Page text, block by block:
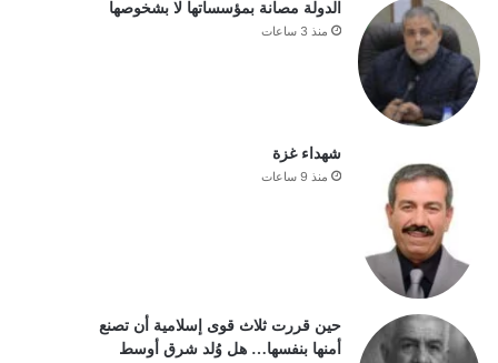
الدولة مصانة بمؤسساتها لا بشخوصها
منذ 3 ساعات
شهداء غزة
منذ 9 ساعات
حين قررت ثلاث قوى إسلامية أن تصنع
أمنها بنفسها… هل وُلد شرق أوسط